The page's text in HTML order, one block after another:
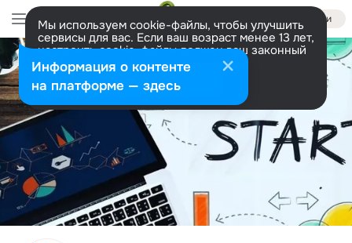
Войти
Мы используем cookie-файлы, чтобы улучшить
сервисы для вас. Если ваш возраст менее 13 лет,
настроить cookie-файлы должен ваш законный
представитель. Больше информации
Разрешить все Настроить
Информация о контенте
на платформе — здесь